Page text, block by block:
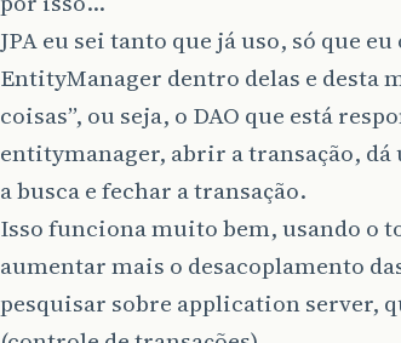
JPA eu sei tanto que já uso, só que
EntityManager dentro delas e desta
coisas”, ou seja, o DAO que está
entitymanager, abrir a transação,
a busca e fechar a transação.
Isso funciona muito bem, usando o
aumentar mais o desacoplamento
pesquisar sobre application server,